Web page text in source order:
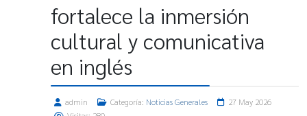
fortalece la inmersión
cultural y comunicativa
en inglés
admin Categoría: Noticias Generales
27 May 2026